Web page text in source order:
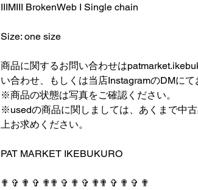
IIIMIII BrokenWeb I Single chain
Size: one size
商品に関するお問い合わせは
い合わせ、もしくは当店InstagramのDMにて
※商品の状態は写真をご確認ください。
※usedの商品に関しましては、あくまで中
上お求めください。
PAT MARKET IKEBUKURO
✟ ✞ ✟ ✞ ✟✟ ✞ ✟ ✞ ✟✟ ✞ ✟ ✞ ✟